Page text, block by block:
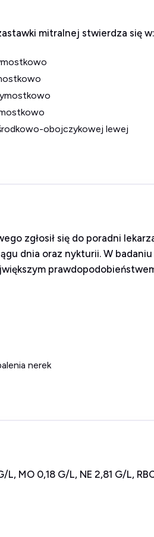
mitralnej stwierdza się w:
obojczykowej lewej
zgłosił się do poradni
dnia oraz nykturii. W
nerek
MO 0,18 G/L, NE 2,81 G/L,